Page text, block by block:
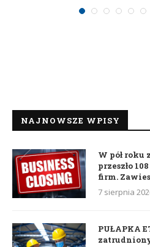
NAJNOWSZE WPISY
W pół roku
przeszło
firm.
7 sierpnia
PUŁAPKA